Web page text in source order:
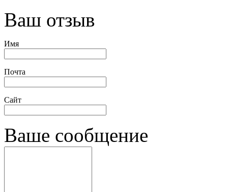
Ваш отзыв
Имя
Почта
Сайт
Ваше сообщение